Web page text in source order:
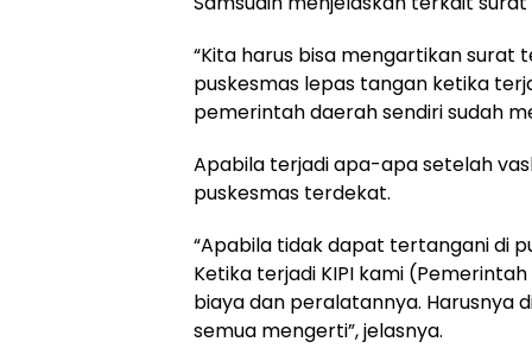
“Kita harus bisa mengartikan surat
puskesmas lepas tangan ketika
pemerintah daerah sendiri sudah
Apabila terjadi apa-apa setelah
puskesmas terdekat.
“Apabila tidak dapat tertangani di
Ketika terjadi KIPI kami
biaya dan peralatannya. Harusnya
semua mengerti”, jelasnya.